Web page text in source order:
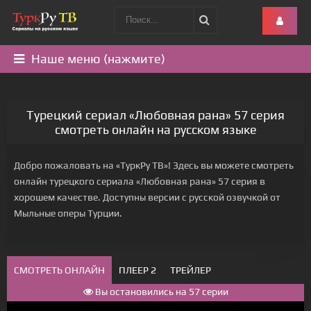
Наше меню (нажмите)
Турецкий сериал «Любовная рана» 57 серия
смотреть онлайн на русском языке
Добро пожаловать на «ТуркРу ТВ»! Здесь вы можете смотреть
онлайн турецкого сериала «Любовная рана» 57 серия в
хорошем качестве. Доступны версии с русской озвучкой от
Мыльные оперы Турции.
СМОТРЕТЬ ОНЛАЙН ПЛЕЕР 2
ТРЕЙЛЕР
Вы остановились на 57 серии